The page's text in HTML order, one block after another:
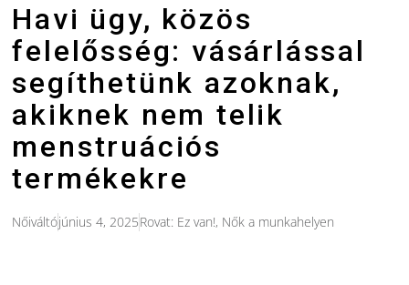
Havi ügy, közös
felelősség: vásárlással
segíthetünk azoknak,
akiknek nem telik
menstruációs
termékekre
Nőiváltójúnius 4, 2025Rovat: Ez van!, Nők a munkahelyen